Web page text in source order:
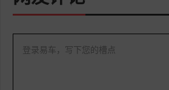
登录易车，写下您的槽点